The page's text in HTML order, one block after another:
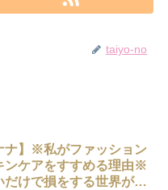
taiyo-no
ナ】※私がファッション
ンケアをすすめる理由※
だけで損をする世界があ